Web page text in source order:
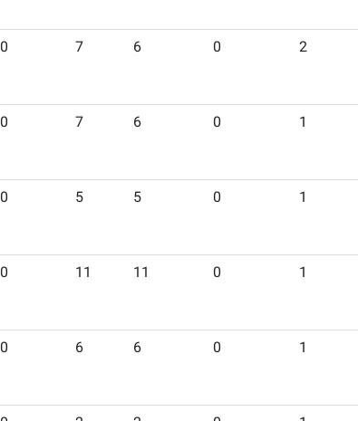
0 7 6 0 2
0 7 6 0 1
0 5 5 0 1
0 11 11 0 1
0 6 6 0 1